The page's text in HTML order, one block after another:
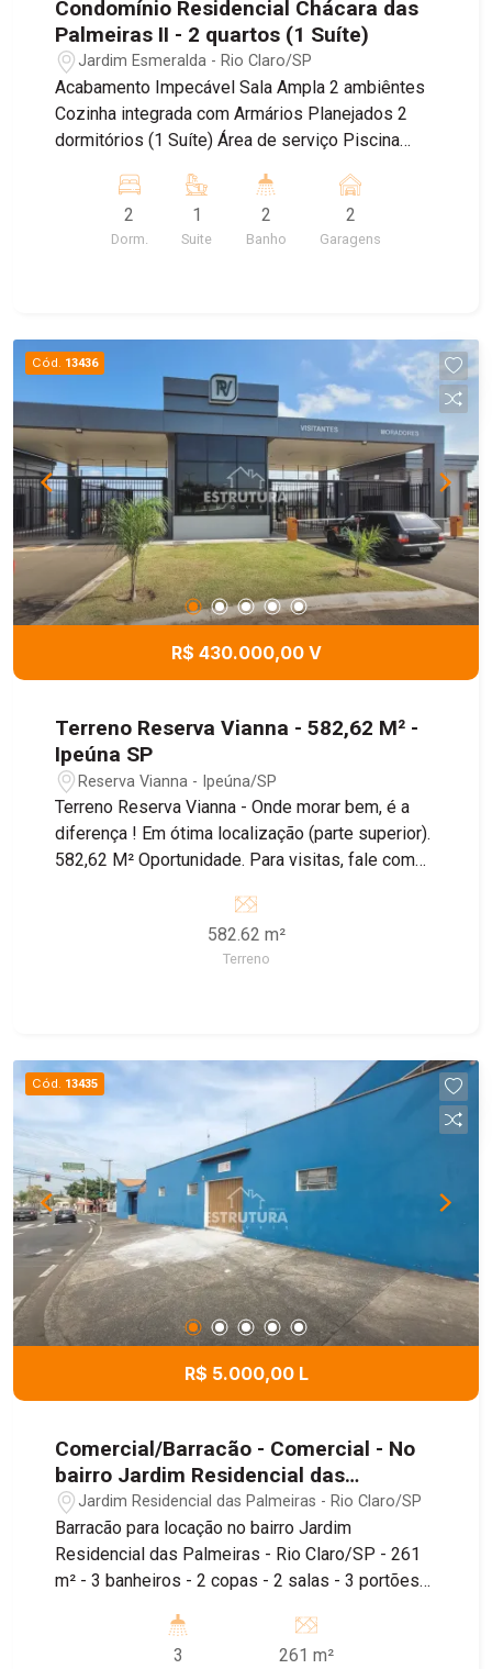
Condomínio Residencial Chácara das
Palmeiras II - 2 quartos (1 Suíte)
Jardim Esmeralda - Rio Claro/SP
Acabamento Impecável Sala Ampla 2 ambiêntes
Cozinha integrada com Armários Planejados 2
dormitórios (1 Suíte) Área de serviço Piscina
2
Dorm.
1
Suite
2
Banho
2
Garagens
Cód. 13436
R$ 430.000,00 V
Terreno Reserva Vianna - 582,62 M² -
Ipeúna SP
Reserva Vianna - Ipeúna/SP
Terreno Reserva Vianna - Onde morar bem, é a
diferença ! Em ótima localização (parte superior).
582,62 M² Oportunidade. Para visitas, fale com
582.62 m²
Terreno
Cód. 13435
R$ 5.000,00 L
Comercial/Barracão - Comercial - No
bairro Jardim Residencial das
Palmeiras
Jardim Residencial das Palmeiras - Rio Claro/SP
Barracão para locação no bairro Jardim
Residencial das Palmeiras - Rio Claro/SP - 261
m² - 3 banheiros - 2 copas - 2 salas - 3 portões
de 260m², conta com depósito, piso térreo e piso
superior, sendo localizado próximo ao
3 261 m²